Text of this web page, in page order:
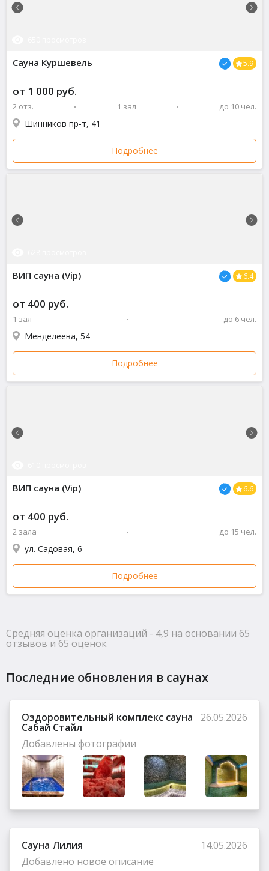
5.9
Сауна Куршевель
от 1 000 руб.
2 отз. 1 зал до 10 чел.
Шинников пр-т, 41
Подробнее
6.4
ВИП сауна (Vip)
от 400 руб.
1 зал до 6 чел.
Менделеева, 54
Подробнее
6.6
ВИП сауна (Vip)
от 400 руб.
2 зала до 15 чел.
ул. Садовая, 6
Подробнее
Средняя оценка организаций - 4,9 на основании 65
отзывов и 65 оценок
Последние обновления в саунах
26.05.2026
Оздоровительный комплекс сауна
Сабай Стайл
Добавлены фотографии
14.05.2026
Сауна Лилия
Добавлено новое описание